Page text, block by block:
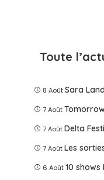
Toute
8 Août Sara
7 Août
7 Août Delta
7 Août Les sorties
6 Août 10